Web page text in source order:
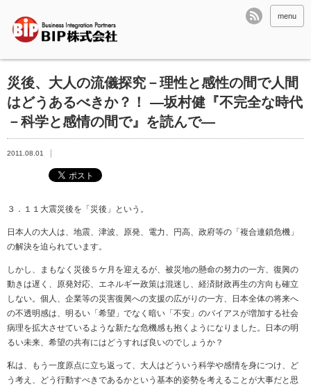
menu
災後、大人の流儀探究－理性と感性の間で人間
はどうあるべきか？！ ―坂村健『不完全な時代
－科学と感情の間で』を読んで―
2011.08.01
３．１１大震災後を「災後」という。
日本人の大人は、地震、津波、原発、電力、円高、政府等の「複合連鎖危機」
の解決を迫られています。
しかし、まもなく災後５ケ月を迎えるが、被災地の懸命の努力の一方、復興の
動きは遅く、原発対応、エネルギー政策は混迷し、経済財政再生の方向も確立
しない。個人、企業等の災害復興への支援の広がりの一方、日本全体の将来へ
の不透明感は、明るい「希望」でなく暗い「不安」のバイアスが増加する社会
病理を拡大させているような新たな危機感も抱くようになりました。日本の明
るい未来、希望の共有にはどうすれば良いのでしょうか？
私は、もう一度原点に立ち返って、大人はどういう科学や感情を身につけ、ど
う考え、どう行動すべきであるかという基本的姿勢を考えることが大事だと思